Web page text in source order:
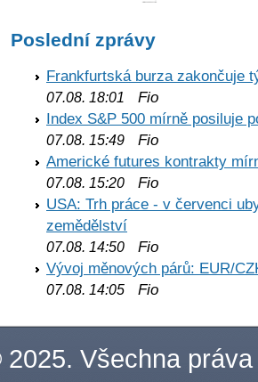
Poslední zprávy
Frankfurtská burza zakončuje
07.08. 18:01
Fio
Index S&P 500 mírně posiluje
07.08. 15:49 Fio
Americké futures kontrakty
07.08. 15:20 Fio
USA: Trh práce - v červenci
zemědělství
07.08. 14:50 Fio
Vývoj měnových párů: EUR/
07.08. 14:05 Fio
Všechna práva